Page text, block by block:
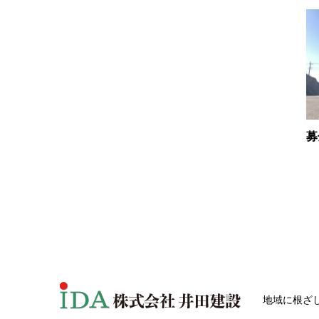
地域に根ざ